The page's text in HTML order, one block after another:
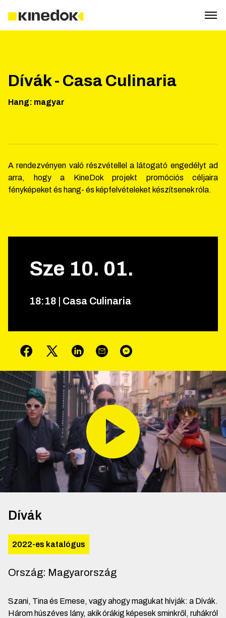
Dívák - Casa Culinaria
Hang: magyar
A rendezvényen való részvétellel a látogató engedélyt ad
arra, hogy a KineDok projekt promóciós céljaira
fényképeket és hang- és képfelvételeket készítsenek róla.
Sze 10. 01.
18:18 Casa Culinaria
Dívák
2022-es katalógus
Ország: Magyarország
Szani, Tina és Emese, vagy ahogy magukat hívják: a Dívák.
Három húszéves lány, akik órákig képesek sminkről, ruhákról